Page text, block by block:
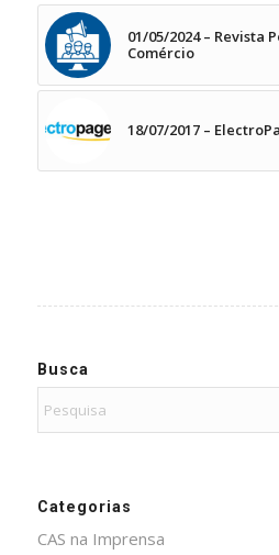
01/05/2024 – Revista
Comércio
18/07/2017 –
Busca
Categorias
CAS na Imprensa